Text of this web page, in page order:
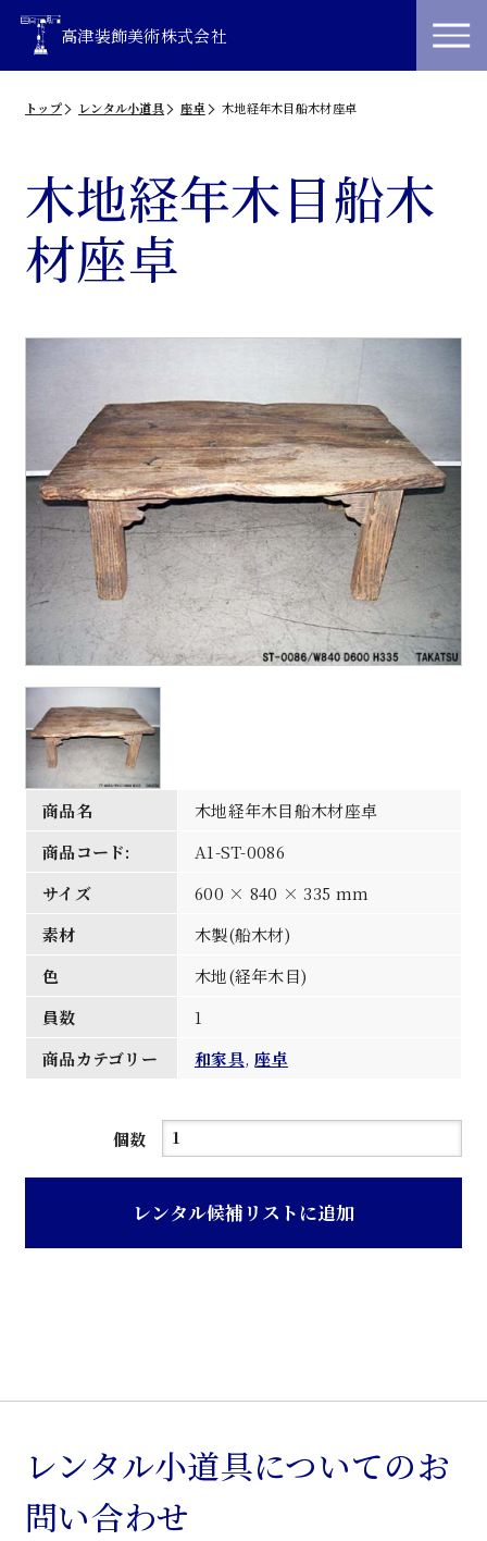
高津装飾美術株式会社
トップ レンタル小道具 座卓 木地経年木目船木材座卓
木地経年木目船木
材座卓
商品名
木地経年木目船木材座卓
商品コード:
A1-ST-0086
サイズ
600 × 840 × 335 mm
素材
木製(船木材)
色
木地(経年木目)
員数
1
商品カテゴリー
和家具,座卓
個数
木
年
卓
個
レンタル候補リストに追加
レンタル小道具についてのお
問い合わせ